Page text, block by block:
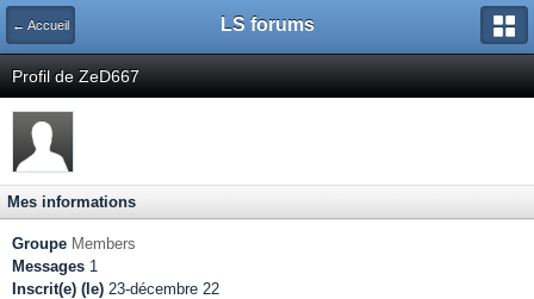
← Accueil LS forums
Profil de ZeD667
Mes informations
Groupe Members
Messages 1
Inscrit(e) (le) 23-décembre 22